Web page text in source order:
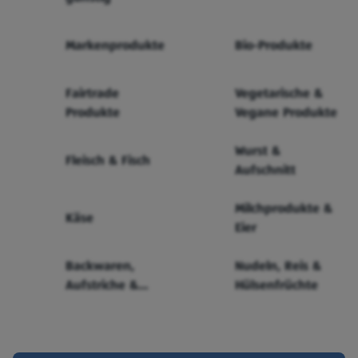
Markenprodukte Bio-Produkte
Fairtrade
Produkte
Vegetarische &
Vegane Produkte
Fleisch & Fisch
Wurst &
Aufschnitt
Käse
Milchprodukte &
Eier
Backwaren,
Aufstriche &
Nudeln, Reis &
Hülsenfrüchte